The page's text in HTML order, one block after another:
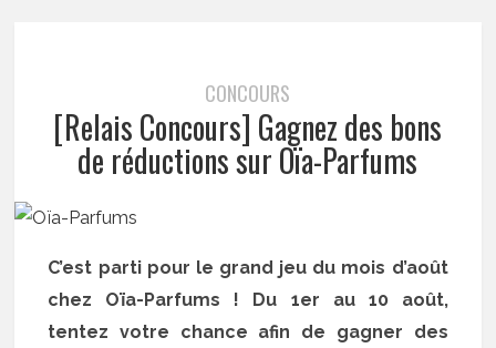
CONCOURS
[Relais Concours] Gagnez des bons
de réductions sur Oïa-Parfums
C’est parti pour le grand jeu du mois d’août
chez Oïa-Parfums ! Du 1er au 10 août,
tentez votre chance afin de gagner des